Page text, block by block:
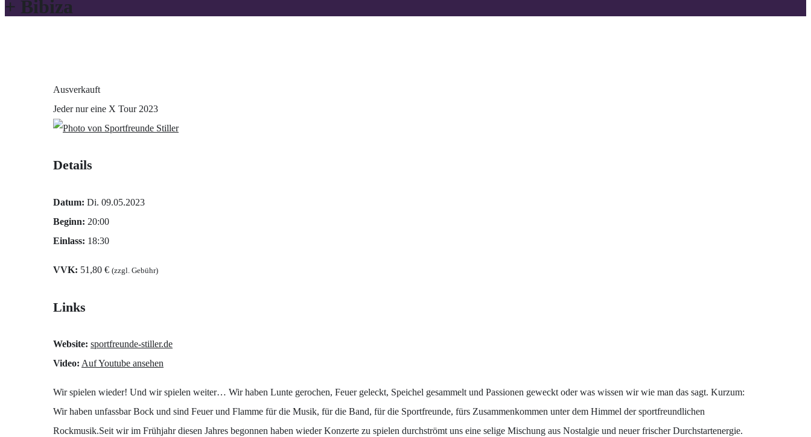
+ Bibiza
Ausverkauft
Jeder nur eine X Tour 2023
Details
Datum: Di. 09.05.2023
Beginn: 20:00
Einlass: 18:30
VVK: 51,80 € (zzgl. Gebühr)
Links
Website: sportfreunde-stiller.de
Video: Auf Youtube ansehen
Wir spielen wieder! Und wir spielen weiter… Wir haben Lunte gerochen, Feuer geleckt, Speichel gesammelt und Passionen geweckt oder was wissen wir wie man das sagt. Kurzum:
Wir haben unfassbar Bock und sind Feuer und Flamme für die Musik, für die Band, für die Sportfreunde, fürs Zusammenkommen unter dem Himmel der sportfreundlichen
Rockmusik.Seit wir im Frühjahr diesen Jahres begonnen haben wieder Konzerte zu spielen durchströmt uns eine selige Mischung aus Nostalgie und neuer frischer Durchstartenergie.